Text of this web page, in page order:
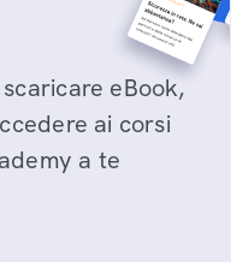
eBook,
ai corsi
a te